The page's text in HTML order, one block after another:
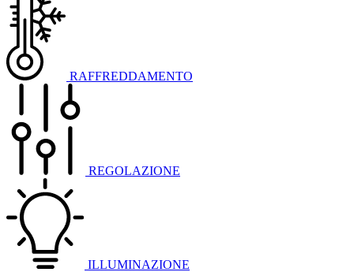
RAFFREDDAMENTO
REGOLAZIONE
ILLUMINAZIONE